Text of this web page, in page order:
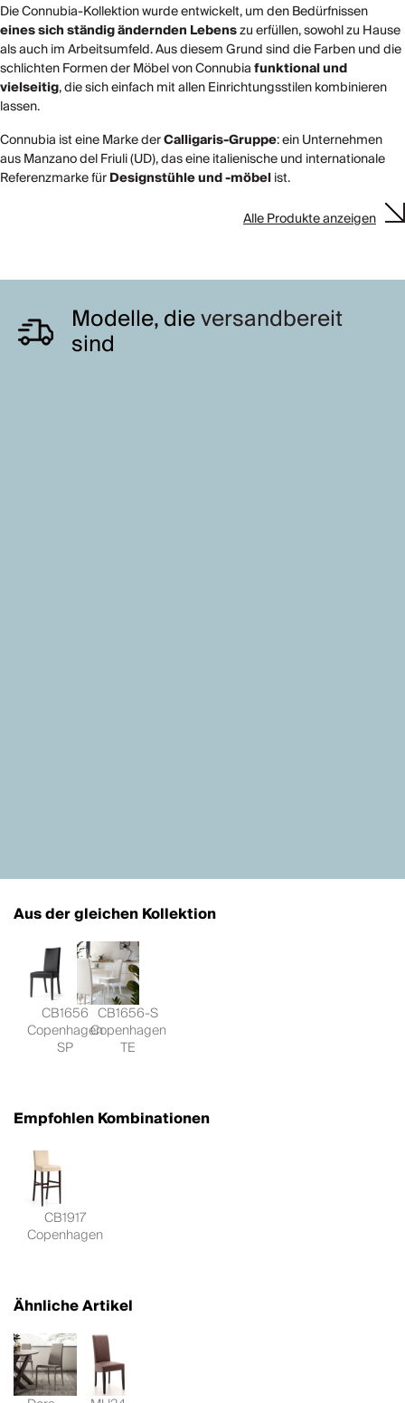
Die Connubia-Kollektion wurde entwickelt, um den Bedürfnissen
eines sich ständig ändernden Lebenszu erfüllen, sowohl zu Hause
als auch im Arbeitsumfeld. Aus diesem Grund sind die Farben und die
schlichten Formen der Möbel von Connubiafunktional und
vielseitig, die sich einfach mit allen Einrichtungsstilen kombinieren
lassen.
Connubia ist eine Marke derCalligaris-Gruppe: ein Unternehmen
aus Manzano del Friuli (UD), das eine italienische und internationale
Referenzmarke fürDesignstühle und -möbelist.
Alle Produkte anzeigen
Modelle, dieversandbereit
sind
Aus der gleichen Kollektion
CB1656
Copenhagen
SP
CB1656-S
Copenhagen
TE
Empfohlen Kombinationen
CB1917
Copenhagen
Ähnliche Artikel